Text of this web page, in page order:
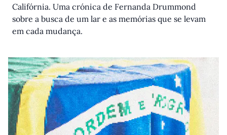
Califórnia. Uma crónica de Fernanda Drummond
sobre a busca de um lar e as memórias que se levam
em cada mudança.